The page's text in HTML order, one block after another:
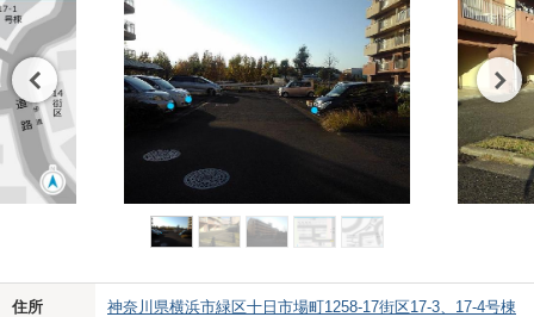
Previo Next
住所
神奈川県横浜市緑区十日市場町1258-17街区17-3、17-4号棟